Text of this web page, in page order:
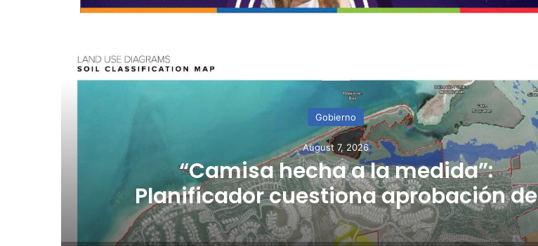
Gobierno
August 7, 2026
“Camisa hecha a la medida”:
Planificador cuestiona aprobación de
consulta de ubicación de Esencia